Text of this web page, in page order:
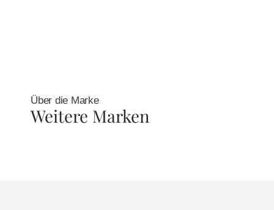
Über die Marke
Weitere Marken